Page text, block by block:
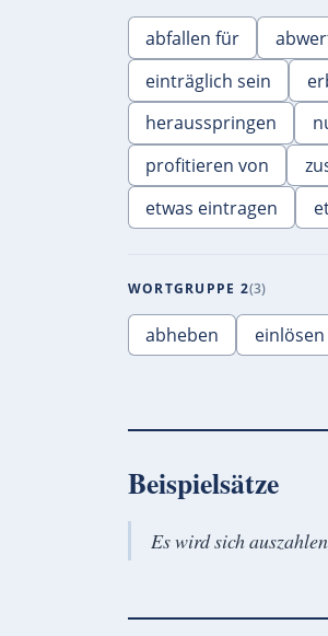
abfallen für
einträglich sein
herausspringen
profitieren von
etwas eintragen
WORTGRUPPE 2 3
abheben einlösen
Beispielsätze
Es wird sich